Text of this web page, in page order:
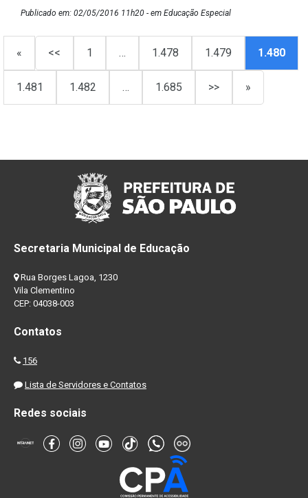
Publicado em: 02/05/2016 11h20 - em Educação Especial
« << 1 … 1.478 1.479 1.480
1.481 1.482 … 1.685 >> »
Secretaria Municipal de Educação
Rua Borges Lagoa, 1230
Vila Clementino
CEP: 04038-003
Contatos
156
Lista de Servidores e Contatos
Redes sociais